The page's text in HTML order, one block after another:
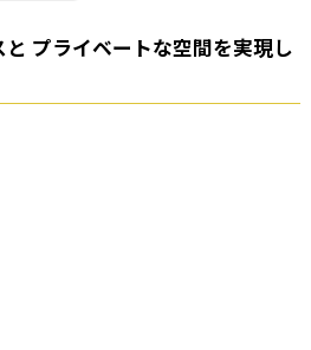
プライベートな空間を実現し